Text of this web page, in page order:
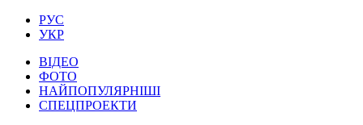
РУС
УКР
ВІДЕО
ФОТО
НАЙПОПУЛЯРНІШІ
СПЕЦПРОЕКТИ